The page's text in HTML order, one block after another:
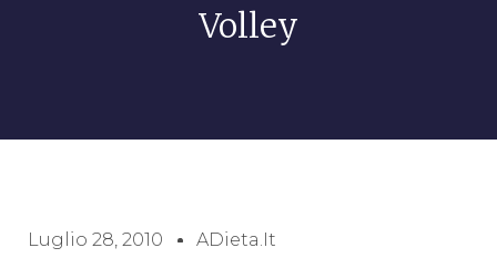
Volley
Luglio 28, 2010 ADieta.it